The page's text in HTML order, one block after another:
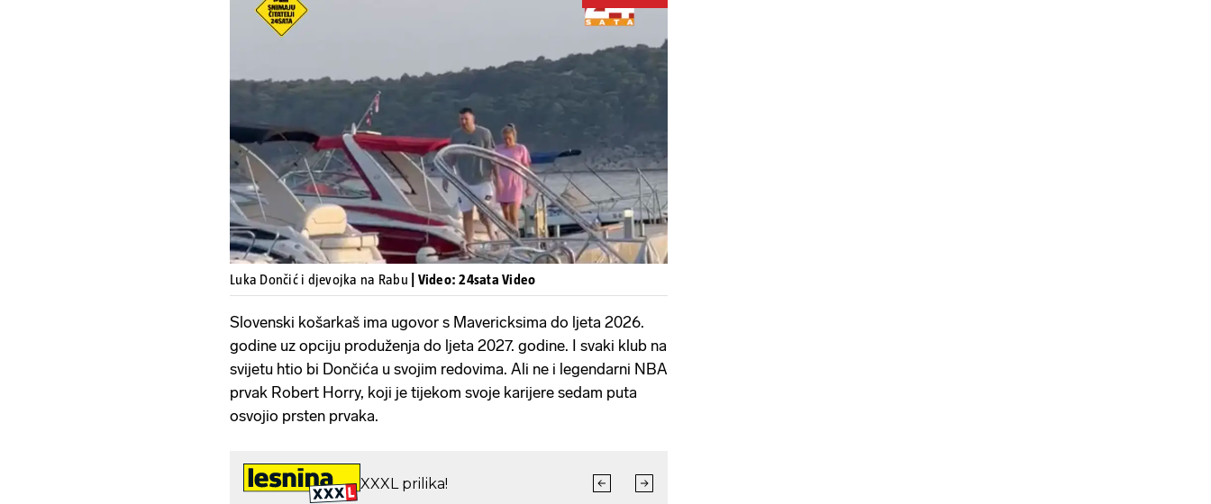
Pokretanje videa...
Luka Dončić i djevojka na Rabu | Video: 24sata Video
Slovenski košarkaš ima ugovor s Mavericksima do ljeta 2026.
godine uz opciju produženja do ljeta 2027. godine. I svaki klub na
svijetu htio bi Dončića u svojim redovima. Ali ne i legendarni NBA
prvak Robert Horry, koji je tijekom svoje karijere sedam puta
osvojio prsten prvaka.